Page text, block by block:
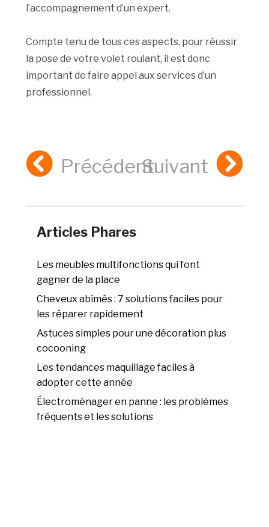
l’accompagnement d’un expert.
Compte tenu de tous ces aspects, pour réussir
la pose de votre volet roulant, il est donc
important de faire appel aux services d’un
professionnel.
PrécédentSuivant
Articles Phares
Les meubles multifonctions qui font
gagner de la place
Cheveux abîmés : 7 solutions faciles pour
les réparer rapidement
Astuces simples pour une décoration plus
cocooning
Les tendances maquillage faciles à
adopter cette année
Électroménager en panne : les problèmes
fréquents et les solutions